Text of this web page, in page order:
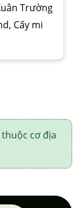
Trường
Cấy mi
cơ địa